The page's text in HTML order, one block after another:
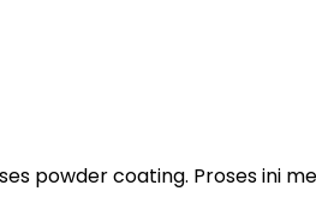
powder coating. Proses ini